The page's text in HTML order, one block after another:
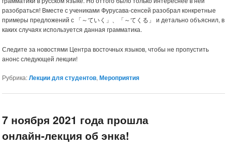
разобраться! Вместе с учениками Фурусава-сенсей разобрал конкретные
примеры предложений с 「～ていく」、「～てくる」 и детально объяснил, в
каких случаях используется данная грамматика.
Следите за новостями Центра восточных языков, чтобы не пропустить
анонс следующей лекции!
Рубрика: Лекции для студентов,Мероприятия
7 ноября 2021 года прошла
онлайн-лекция об энка!